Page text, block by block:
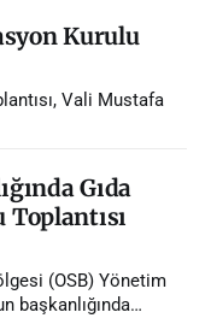
Kurulu
Vali Mustafa
Gıda
(OSB) Yönetim
başkanlığında